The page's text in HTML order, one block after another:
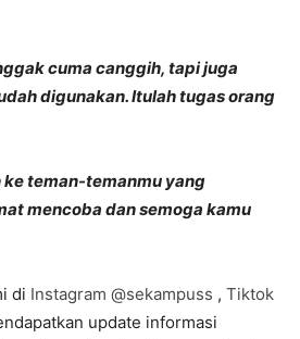
cuma canggih, tapi juga
digunakan. Itulah tugas orang
teman-temanmu yang
mencoba dan semoga kamu
di Instagram @sekampuss , Tiktok
update informasi